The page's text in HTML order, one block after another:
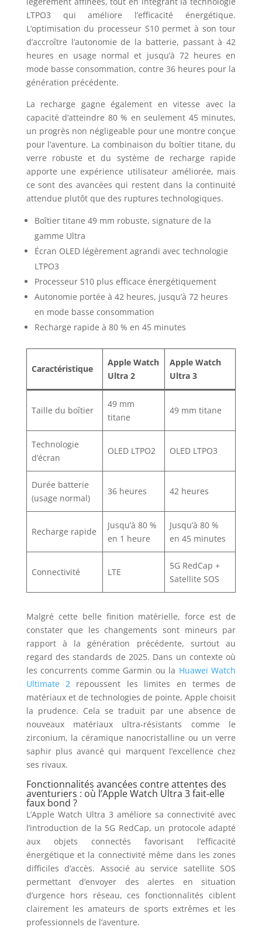
LTPO3 qui améliore l’efficacité énergétique.
L’optimisation du processeur S10 permet à son tour
d’accroître l’autonomie de la batterie, passant à 42
heures en usage normal et jusqu’à 72 heures en
mode basse consommation, contre 36 heures pour la
génération précédente.
La recharge gagne également en vitesse avec la
capacité d’atteindre 80 % en seulement 45 minutes,
un progrès non négligeable pour une montre conçue
pour l’aventure. La combinaison du boîtier titane, du
verre robuste et du système de recharge rapide
apporte une expérience utilisateur améliorée, mais
ce sont des avancées qui restent dans la continuité
attendue plutôt que des ruptures technologiques.
Boîtier titane 49 mm robuste, signature de la
gamme Ultra
Écran OLED légèrement agrandi avec technologie
LTPO3
Processeur S10 plus efficace énergétiquement
Autonomie portée à 42 heures, jusqu’à 72 heures
en mode basse consommation
Recharge rapide à 80 % en 45 minutes
Caractéristique
Apple Watch
Ultra 2
Apple Watch
Ultra 3
Taille du boîtier
49 mm
titane
49 mm titane
Technologie
d’écran
OLED LTPO2 OLED LTPO3
Durée batterie
(usage normal)
36 heures 42 heures
Recharge rapide
Jusqu’à 80 %
en 1 heure
Jusqu’à 80 %
en 45 minutes
Connectivité LTE
5G RedCap +
Satellite SOS
Malgré cette belle finition matérielle, force est de
constater que les changements sont mineurs par
rapport à la génération précédente, surtout au
regard des standards de 2025. Dans un contexte où
les concurrents comme Garmin ou la Huawei Watch
Ultimate 2 repoussent les limites en termes de
matériaux et de technologies de pointe, Apple choisit
la prudence. Cela se traduit par une absence de
nouveaux matériaux ultra-résistants comme le
zirconium, la céramique nanocristalline ou un verre
saphir plus avancé qui marquent l’excellence chez
ses rivaux.
Fonctionnalités avancées contre attentes des
aventuriers : où l’Apple Watch Ultra 3 fait-elle
faux bond ?
L’Apple Watch Ultra 3 améliore sa connectivité avec
l’introduction de la 5G RedCap, un protocole adapté
aux objets connectés favorisant l’efficacité
énergétique et la connectivité même dans les zones
difficiles d’accès. Associé au service satellite SOS
permettant d’envoyer des alertes en situation
d’urgence hors réseau, ces fonctionnalités ciblent
clairement les amateurs de sports extrêmes et les
professionnels de l’aventure.